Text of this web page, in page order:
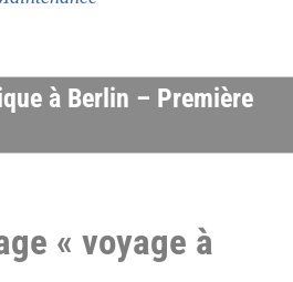
à Berlin – Première
« voyage à